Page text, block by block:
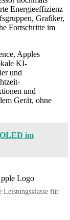
Energieeffizienz
Grafiker,
Fortschritte im
Apples
KI-
und
und
Gerät, ohne
im
Leistungsklasse für